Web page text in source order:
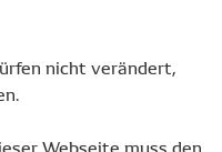
nicht verändert,
Webseite muss den